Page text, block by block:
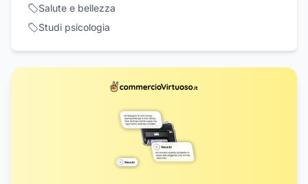
Salute e bellezza
Studi psicologia